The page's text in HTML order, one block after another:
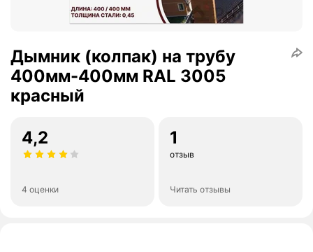
Дымник (колпак) на трубу
400мм-400мм RAL 3005
красный
4,2
4 оценки
1
отзыв
Читать отзывы